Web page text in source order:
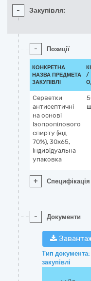
- Закупівля:
- Позиції
КОНКРЕТНА
НАЗВА ПРЕДМЕТА
ЗАКУПІВЛІ
/
Серветки
антисептичні
на основі
Ізопропілового
спирту (від
70%), 30х65,
Індивідуальна
упаковка
+ Специфікація
- Документи
Тип
закупівлі